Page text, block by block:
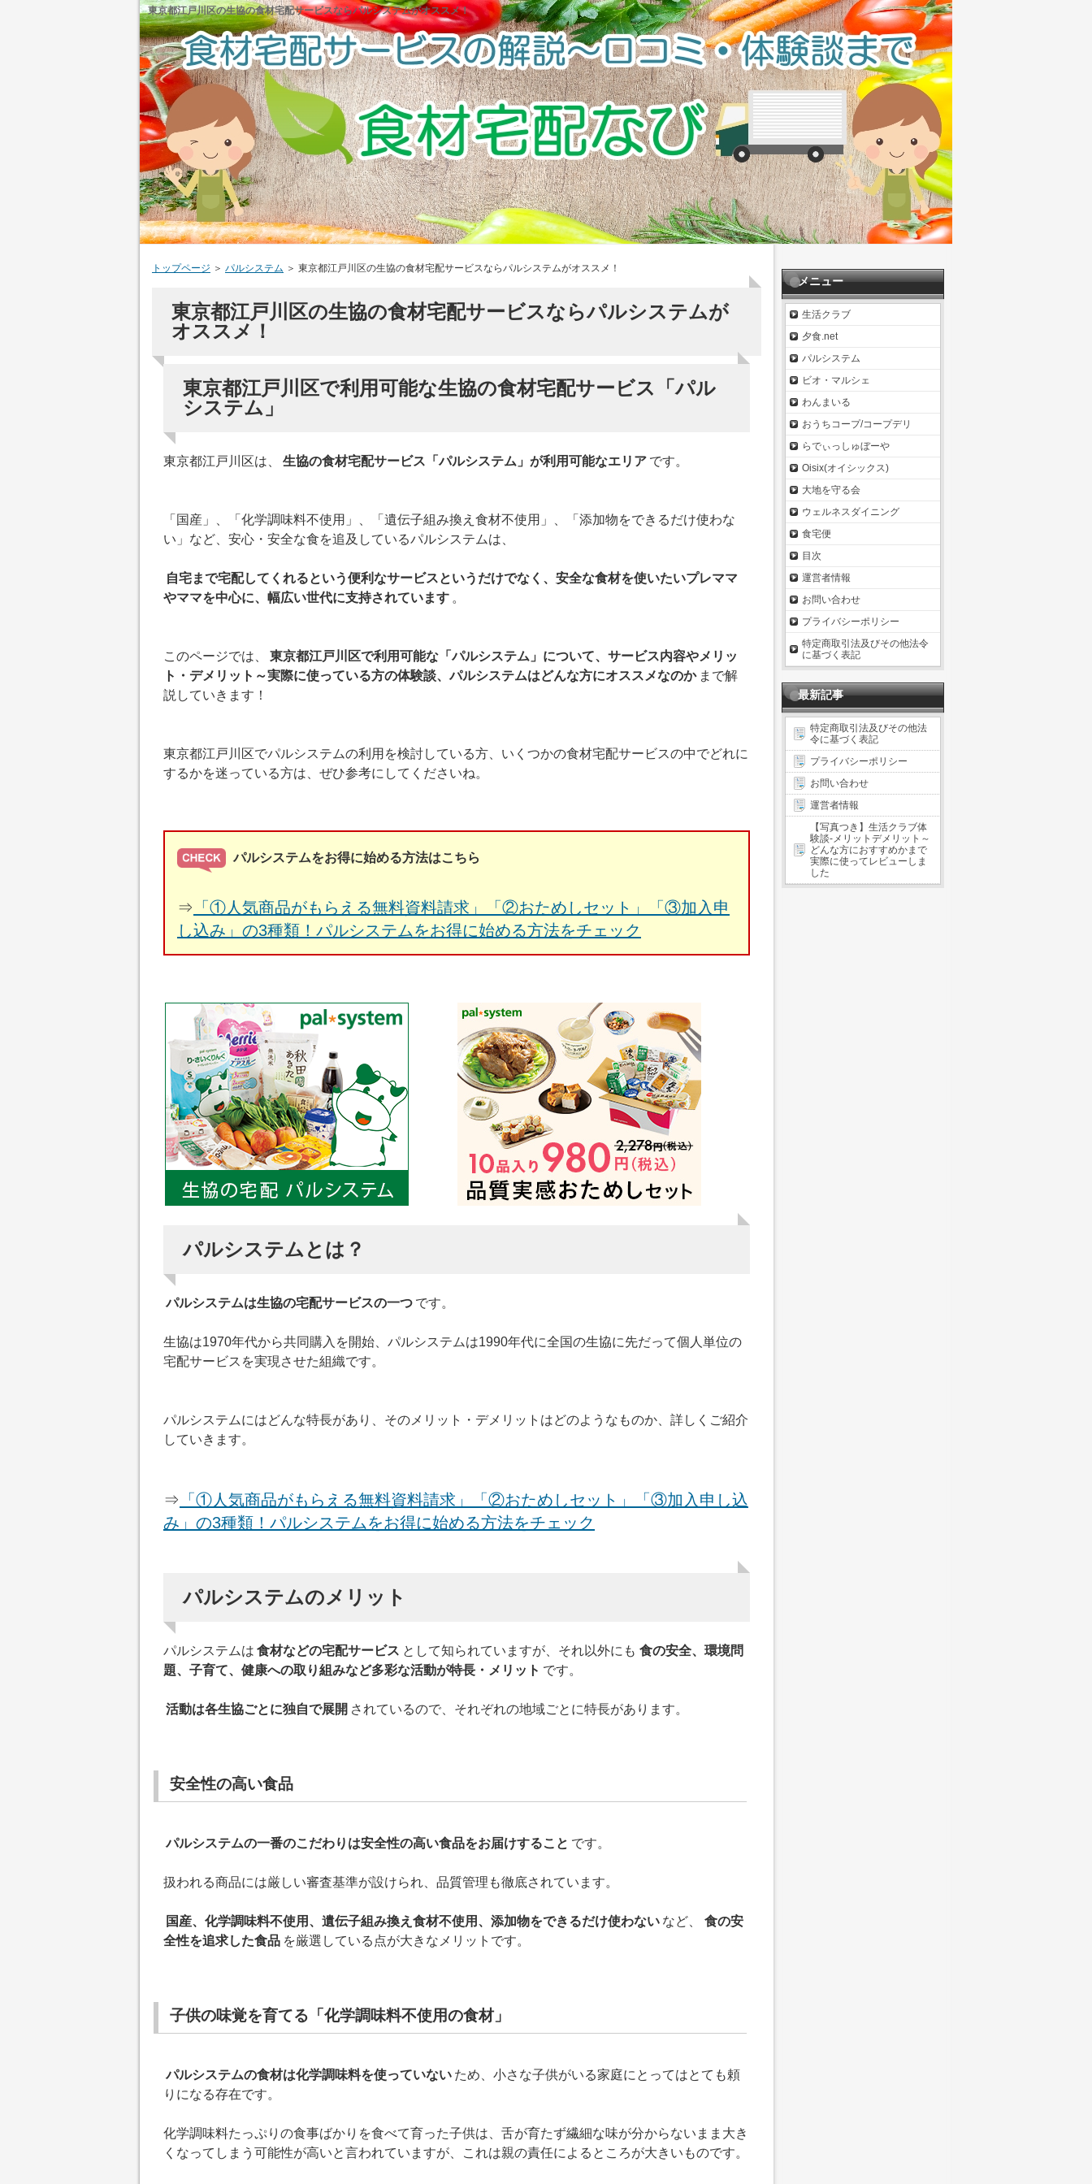
東京都江戸川区の生協の食材宅配サービスならパルシステムがオススメ！
トップページ ＞ パルシステム ＞ 東京都江戸川区の生協の食材宅配サービスならパルシステムがオススメ！
東京都江戸川区の生協の食材宅配サービスならパルシステムが
オススメ！
東京都江戸川区で利用可能な生協の食材宅配サービス「パル
システム」
東京都江戸川区は、 生協の食材宅配サービス「パルシステム」が利用可能なエリア です。
「国産」、「化学調味料不使用」、「遺伝子組み換え食材不使用」、「添加物をできるだけ使わな
い」など、安心・安全な食を追及しているパルシステムは、
自宅まで宅配してくれるという便利なサービスというだけでなく、安全な食材を使いたいプレママ
やママを中心に、幅広い世代に支持されています 。
このページでは、
東京都江戸川区で利用可能な「パルシステム」について、サービス内容やメリッ
ト・デメリット～実際に使っている方の体験談、パルシステムはどんな方にオススメなのか まで解
説していきます！
東京都江戸川区でパルシステムの利用を検討している方、いくつかの食材宅配サービスの中でどれに
するかを迷っている方は、ぜひ参考にしてくださいね。
パルシステムをお得に始める方法はこちら
⇒ 「①人気商品がもらえる無料資料請求」「②おためしセット」「③加入申
し込み」の3種類！パルシステムをお得に始める方法をチェック
パルシステムとは？
パルシステムは生協の宅配サービスの一つ です。
生協は1970年代から共同購入を開始、パルシステムは1990年代に全国の生協に先だって個人単位の
宅配サービスを実現させた組織です。
パルシステムにはどんな特長があり、そのメリット・デメリットはどのようなものか、詳しくご紹介
していきます。
⇒ 「①人気商品がもらえる無料資料請求」「②おためしセット」「③加入申し込
み」の3種類！パルシステムをお得に始める方法をチェック
パルシステムのメリット
パルシステムは 食材などの宅配サービス として知られていますが、それ以外にも 食の安全、環境問
題、子育て、健康への取り組みなど多彩な活動が特長・メリット です。
活動は各生協ごとに独自で展開 されているので、それぞれの地域ごとに特長があります。
安全性の高い食品
パルシステムの一番のこだわりは安全性の高い食品をお届けすること です。
扱われる商品には厳しい審査基準が設けられ、品質管理も徹底されています。
国産、化学調味料不使用、遺伝子組み換え食材不使用、添加物をできるだけ使わない など、
食の安
全性を追求した食品 を厳選している点が大きなメリットです。
子供の味覚を育てる「化学調味料不使用の食材」
パルシステムの食材は化学調味料を使っていない ため、小さな子供がいる家庭にとってはとても頼
りになる存在です。
化学調味料たっぷりの食事ばかりを食べて育った子供は、舌が育たず繊細な味が分からないまま大き
くなってしまう可能性が高いと言われていますが、これは親の責任によるところが大きいものです。
メニュー
生活クラブ
夕食.net
パルシステム
ビオ・マルシェ
わんまいる
おうちコープ/コープデリ
らでぃっしゅぼーや
Oisix(オイシックス)
大地を守る会
ウェルネスダイニング
食宅便
目次
運営者情報
お問い合わせ
プライバシーポリシー
特定商取引法及びその他法令
に基づく表記
最新記事
特定商取引法及びその他法
令に基づく表記
プライバシーポリシー
お問い合わせ
運営者情報
【写真つき】生活クラブ体
験談-メリットデメリット～
どんな方におすすめかまで
実際に使ってレビューしま
した